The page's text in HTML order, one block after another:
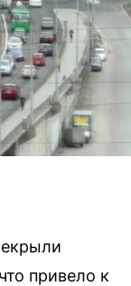
привело к